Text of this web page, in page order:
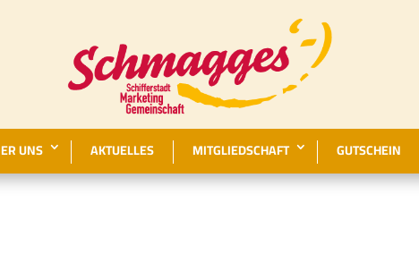
UNS AKTUELLES MITGLIEDSCHAFT GUTSCHEIN